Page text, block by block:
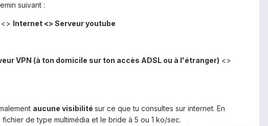
suivant :
Internet <> Serveur youtube
VPN (à ton domicile sur ton accès ADSL ou à l'étranger) <>
aucune visibilité sur ce que tu consultes sur internet. En
de type multimédia et le bride à 5 ou 1 ko/sec.